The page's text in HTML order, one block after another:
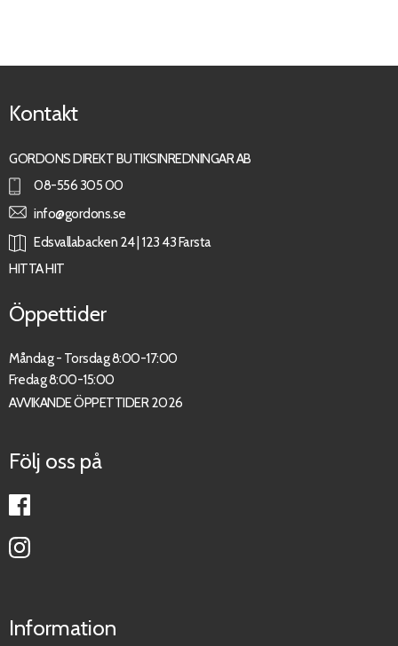
Kontakt
GORDONS DIREKT BUTIKSINREDNINGAR AB
08-556 305 00
info@gordons.se
Edsvallabacken 24 | 123 43 Farsta
HITTA HIT
Öppettider
Måndag - Torsdag 8:00-17:00
Fredag 8:00-15:00
AVVIKANDE ÖPPETTIDER 2026
Följ oss på
Information